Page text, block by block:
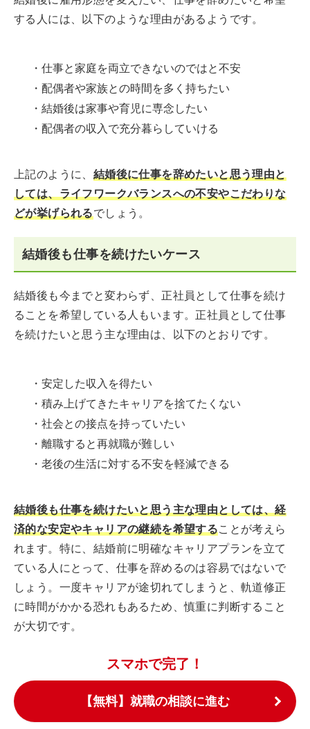
する人には、以下のような理由があるようです。
・仕事と家庭を両立できないのではと不安
・配偶者や家族との時間を多く持ちたい
・結婚後は家事や育児に専念したい
・配偶者の収入で充分暮らしていける
上記のように、 結婚後に仕事を辞めたいと思う理由と
しては、ライフワークバランスへの不安やこだわりな
どが挙げられるでしょう。
結婚後も仕事を続けたいケース
結婚後も今までと変わらず、正社員として仕事を続け
ることを希望している人もいます。正社員として仕事
を続けたいと思う主な理由は、以下のとおりです。
・安定した収入を得たい
・積み上げてきたキャリアを捨てたくない
・社会との接点を持っていたい
・離職すると再就職が難しい
・老後の生活に対する不安を軽減できる
結婚後も仕事を続けたいと思う主な理由としては、経
済的な安定やキャリアの継続を希望することが考えら
れます。特に、結婚前に明確なキャリアプランを立て
ている人にとって、仕事を辞めるのは容易ではないで
しょう。一度キャリアが途切れてしまうと、軌道修正
に時間がかかる恐れもあるため、慎重に判断すること
が大切です。
スマホで完了！
【無料】就職の相談に進む